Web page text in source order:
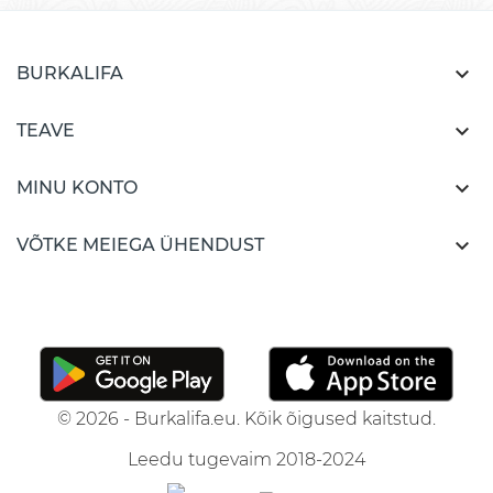
BURKALIFA 
TEAVE 
MINU KONTO 
VÕTKE MEIEGA ÜHENDUST 
© 2026 - Burkalifa.eu. Kõik õigused kaitstud.
Leedu tugevaim 2018-2024